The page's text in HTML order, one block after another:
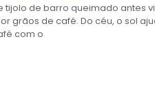
tijolo de barro queimado antes
grãos de café. Do céu, o sol
com o